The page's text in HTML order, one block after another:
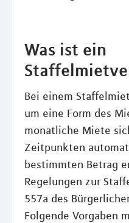
Was ist ein
Bei einem
um eine Form des
monatliche Miete
Zeitpunkten
bestimmten Betrag
Regelungen zur
557a des
Folgende Vorgaben